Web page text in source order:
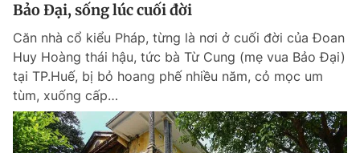
Bảo Đại, sống lúc cuối đời
Căn nhà cổ kiểu Pháp, từng là nơi ở cuối đời của Đoan
Huy Hoàng thái hậu, tức bà Từ Cung (mẹ vua Bảo Đại)
tại TP.Huế, bị bỏ hoang phế nhiều năm, cỏ mọc um
tùm, xuống cấp…